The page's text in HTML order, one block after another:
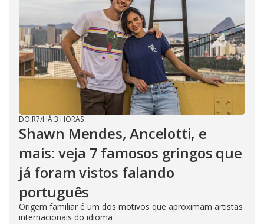
DO R7/HÁ 3 HORAS
Shawn Mendes, Ancelotti, e
mais: veja 7 famosos gringos que
já foram vistos falando
português
Origem familiar é um dos motivos que aproximam artistas
internacionais do idioma